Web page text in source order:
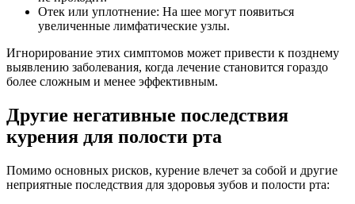
Отек или уплотнение: На шее могут появиться
увеличенные лимфатические узлы.
Игнорирование этих симптомов может привести к позднему
выявлению заболевания, когда лечение становится гораздо
более сложным и менее эффективным.
Другие негативные последствия
курения для полости рта
Помимо основных рисков, курение влечет за собой и другие
неприятные последствия для здоровья зубов и полости рта: